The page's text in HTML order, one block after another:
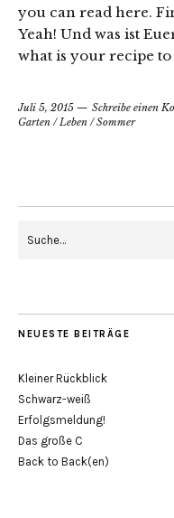
you can read here.
Yeah! Und was ist
what is your recipe to
Juli 5, 2015
Schreibe einen
Garten / Leben /Sommer
NEUESTE BEITRÄGE
Kleiner Rückblick
Schwarz-weiß
Erfolgsmeldung!
Das große C
Back to Back(en)